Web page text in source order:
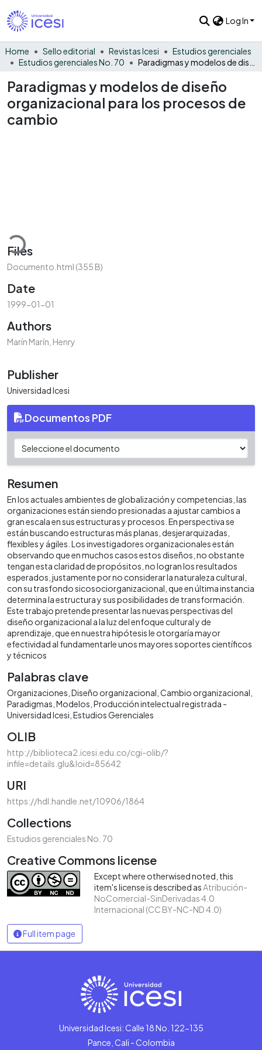
Log In
Home Sello editorial Revistas Icesi
Estudios gerenciales
Estudios gerenciales No. 70
Paradigmas y modelos de diseño
organizacional para los procesos de
cambio
Files
Documento.html (355 B)
Date
1999-01-01
Authors
Marín Marín, Henry
Publisher
Universidad Icesi
Documentos PDF
Resumen
En los actuales ambientes de globalización y competencias, las
organizaciones están siendo presionadas a ajustar cambios a
gran escala en sus estructuras y procesos. En perspectiva se
están buscando estructuras más planas, desjerarquizadas,
flexibles y ágiles. Los investigadores organizacionales están
observando que en muchos casos estos diseños, no obstante
tengan esta claridad de propósitos, no logran los resultados
esperados, justamente por no considerar la naturaleza cultural,
con su trasfondo sicosociorganizacional, que en última instancia
determina la estructura y sus posibilidades de transformación.
Este trabajo pretende presentar las nuevas perspectivas del
diseño organizacional a la luz del enfoque cultural y de
aprendizaje, que en nuestra hipótesis le otorgaría mayor
efectividad al fundamentarle unos mayores soportes científicos
y técnicos
Palabras clave
Organizaciones Diseño organizacional Cambio organizacional
Paradigmas Modelos Producción intelectual registrada -
Universidad Icesi Estudios Gerenciales
OLIB
http://biblioteca2.icesi.edu.co/cgi-olib/?
infile=details.glu&loid=85642
URI
https://hdl.handle.net/10906/1864
Collections
Estudios gerenciales No. 70
Creative Commons license
Except where otherwised noted, this
item's license is described asAtribución-
NoComercial-SinDerivadas 4.0
Internacional (CC BY-NC-ND 4.0)
Full item page
Universidad Icesi: Calle 18 No. 122-135
Pance, Cali - Colombia